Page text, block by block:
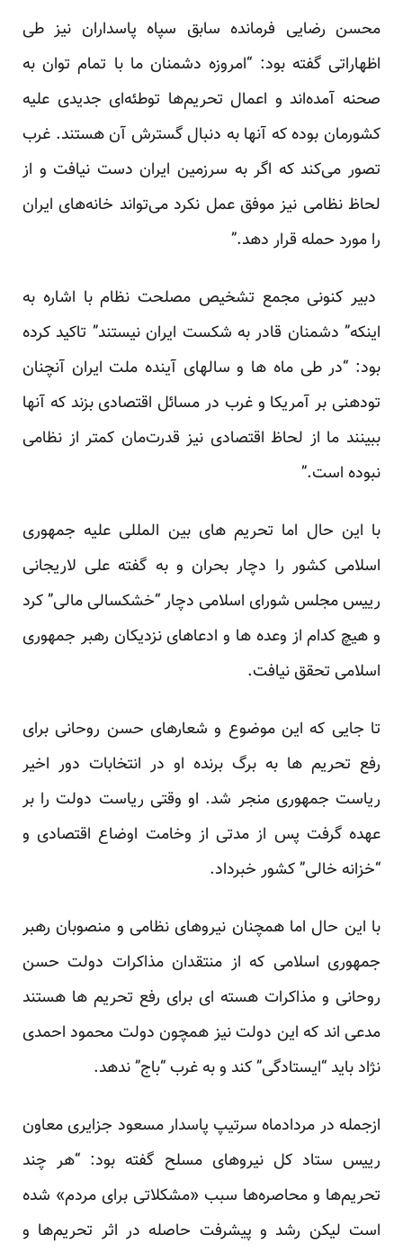
محسن رضایی فرمانده سابق سپاه پاسداران نیز طی
اظهاراتی گفته بود: “امروزه دشمنان ما با تمام توان به
صحنه آمده‌اند و اعمال تحریم‌ها توطئه‌ای جدیدی علیه
کشورمان بوده که آنها به دنبال گسترش آن هستند. غرب
تصور می‌کند که اگر به سرزمین ایران دست نیافت و از
لحاظ نظامی نیز موفق عمل نکرد می‌تواند خانه‌های ایران
را مورد حمله قرار دهد.”
دبیر کنونی مجمع تشخیص مصلحت نظام با اشاره به
اینکه” دشمنان قادر به شکست ایران نیستند” تاکید کرده
بود: “در طی ماه ها و سالهای آینده ملت ایران آنچنان
تودهنی بر آمریکا و غرب در مسائل اقتصادی بزند که آنها
ببینند ما از لحاظ اقتصادی نیز قدرت‌مان کمتر از نظامی
نبوده است.”
با این حال اما تحریم های بین المللی علیه جمهوری
اسلامی کشور را دچار بحران و به گفته علی لاریجانی
رییس مجلس شورای اسلامی دچار “خشکسالی مالی” کرد
و هیچ کدام از وعده ها و ادعاهای نزدیکان رهبر جمهوری
اسلامی تحقق نیافت.
تا جایی که این موضوع و شعارهای حسن روحانی برای
رفع تحریم ها به برگ برنده او در انتخابات دور اخیر
ریاست جمهوری منجر شد. او وقتی ریاست دولت را بر
عهده گرفت پس از مدتی از وخامت اوضاع اقتصادی و
“خزانه خالی” کشور خبرداد.
با این حال اما همچنان نیروهای نظامی و منصوبان رهبر
جمهوری اسلامی که از منتقدان مذاکرات دولت حسن
روحانی و مذاکرات هسته ای برای رفع تحریم ها هستند
مدعی اند که این دولت نیز همچون دولت محمود احمدی
نژاد باید “ایستادگی” کند و به غرب “باج” ندهد.
ازجمله در مردادماه سرتیپ پاسدار مسعود جزایری معاون
رییس ستاد کل نیروهای مسلح گفته بود: “هر چند
تحریم‌ها و محاصره‌ها سبب «مشکلاتی برای مردم» شده
است لیکن رشد و پیشرفت حاصله در اثر تحریم‌ها و